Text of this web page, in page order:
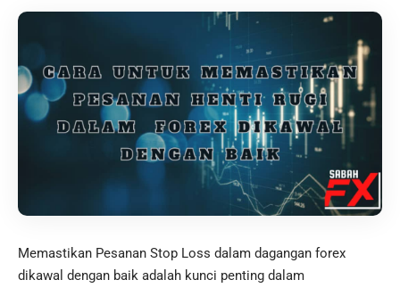
Memastikan Pesanan Stop Loss dalam dagangan forex
dikawal dengan baik adalah kunci penting dalam